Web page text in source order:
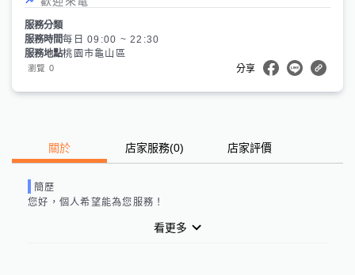
服務分類
服務時間每日 09:00 ~ 22:30
服務地點桃園市龜山區
瀏覽 0 分享
關於 店家服務(0) 店家評價
簡歷
您好， 個人希望能為您服務！
看更多